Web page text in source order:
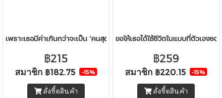
เพราะเธอมีค่าเกินกว่าจะเป็น 'คนสุดท้าย'
฿215
สมาชิก ฿182.75 -15%
สั่งซื้อสินค้า
ขอให้เธอได้ใช้ชีวิตในแบบที่ตัวเองชอบ
฿259
สมาชิก ฿220.15 -15%
สั่งซื้อสินค้า